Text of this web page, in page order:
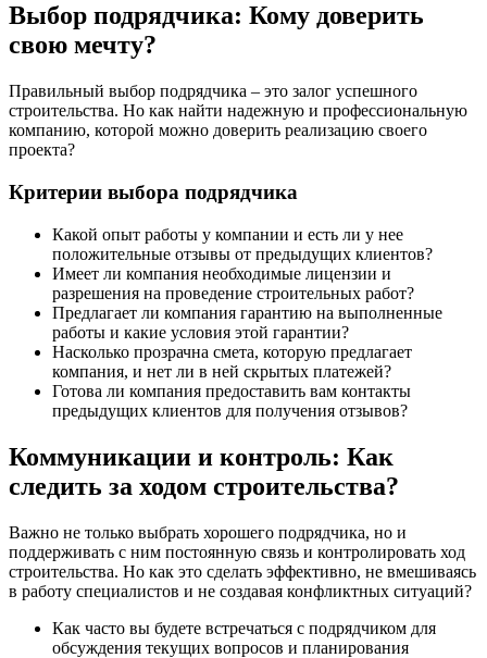
Выбор подрядчика: Кому доверить
свою мечту?
Правильный выбор подрядчика – это залог успешного
строительства. Но как найти надежную и профессиональную
компанию, которой можно доверить реализацию своего
проекта?
Критерии выбора подрядчика
Какой опыт работы у компании и есть ли у нее
положительные отзывы от предыдущих клиентов?
Имеет ли компания необходимые лицензии и
разрешения на проведение строительных работ?
Предлагает ли компания гарантию на выполненные
работы и какие условия этой гарантии?
Насколько прозрачна смета, которую предлагает
компания, и нет ли в ней скрытых платежей?
Готова ли компания предоставить вам контакты
предыдущих клиентов для получения отзывов?
Коммуникации и контроль: Как
следить за ходом строительства?
Важно не только выбрать хорошего подрядчика, но и
поддерживать с ним постоянную связь и контролировать ход
строительства. Но как это сделать эффективно, не вмешиваясь
в работу специалистов и не создавая конфликтных ситуаций?
Как часто вы будете встречаться с подрядчиком для
обсуждения текущих вопросов и планирования